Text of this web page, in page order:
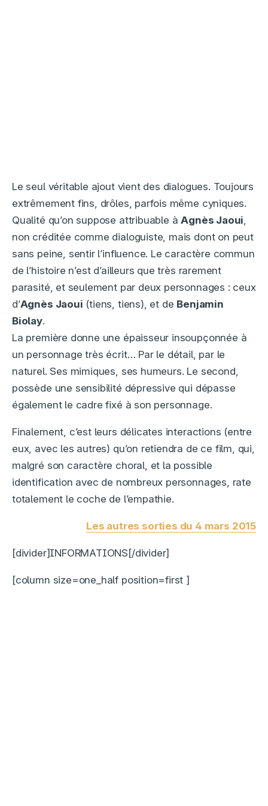
Le seul véritable ajout vient des dialogues. Toujours
extrêmement fins, drôles, parfois même cyniques.
Qualité qu’on suppose attribuable àAgnès Jaoui,
non créditée comme dialoguiste, mais dont on peut
sans peine, sentir l’influence. Le caractère commun
de l’histoire n’est d’ailleurs que très rarement
parasité, et seulement par deux personnages : ceux
d’Agnès Jaoui (tiens, tiens), et de Benjamin
Biolay.
La première donne une épaisseur insoupçonnée à
un personnage très écrit… Par le détail, par le
naturel. Ses mimiques, ses humeurs. Le second,
possède une sensibilité dépressive qui dépasse
également le cadre fixé à son personnage.
Finalement, c’est leurs délicates interactions (entre
eux, avec les autres) qu’on retiendra de ce film, qui,
malgré son caractère choral, et la possible
identification avec de nombreux personnages, rate
totalement le coche de l’empathie.
Les autres sorties du 4 mars 2015
[divider]INFORMATIONS[/divider]
[column size=one_half position=first ]